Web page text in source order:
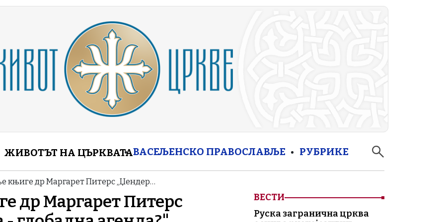
ЖИВОТЪТ НА ЦЪРКВАТАВАСЕЉЕНСКО ПРАВОСЛАВЉЕ РУБРИКЕ
књиге др Маргарет Питерс „Џендер…
др Маргарет Питерс
ВЕСТИ
Руска загранична црква